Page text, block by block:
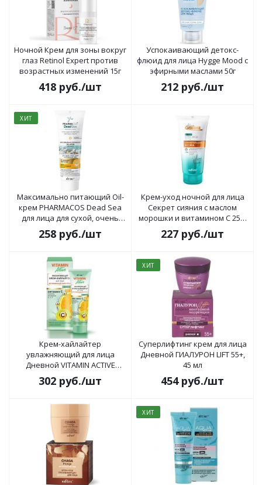
Ночной Крем для зоны вокруг
глаз Retinol Expert против
возрастных изменений 15г
418 руб./шт
Успокаивающий детокс-
флюид для лица Hygge Mood с
эфирными маслами 50г
212 руб./шт
ХИТ
Максимально питающий Oil-
крем PHARMACOS Dead Sea
для лица для сухой, очень
сухой и атопичной кожи 75 мл
258 руб./шт
Крем-уход ночной для лица
Секрет сияния с маслом
морошки и витамином С 25+,
50мл
227 руб./шт
Крем-хайлайтер
увлажняющий для лица
Дневной VITAMIN ACTIVE
SPF15, 40мл
302 руб./шт
ХИТ
Суперлифтинг крем для лица
Дневной ГИАЛУРОН LIFT 55+,
45 мл
454руб./шт
ХИТ